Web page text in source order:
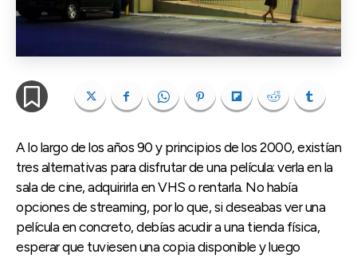
A lo largo de los años 90 y principios de los 2000, existían
tres alternativas para disfrutar de una película: verla en la
sala de cine, adquirirla en VHS o rentarla. No había
opciones de streaming, por lo que, si deseabas ver una
película en concreto, debías acudir a una tienda física,
esperar que tuviesen una copia disponible y luego